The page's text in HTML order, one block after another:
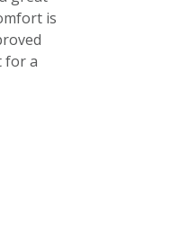
is
for a